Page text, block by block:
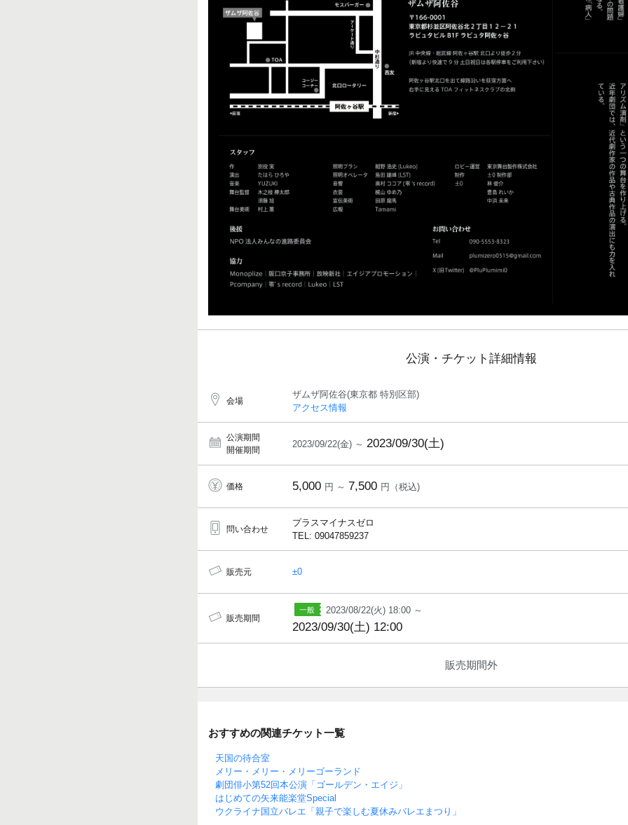
公演・チケット詳細情報
会場
ザムザ阿佐谷(東京都 特別区部)
アクセス情報
公演期間
開催期間
2023/09/22(金) ～ 2023/09/30(土)
価格 5,000 円 ～ 7,500 円（税込)
問い合わせ
プラスマイナスゼロ
TEL: 09047859237
販売元 ±0
販売期間
2023/08/22(火) 18:00 ～
2023/09/30(土) 12:00
販売期間外
おすすめの関連チケット一覧
天国の待合室
メリー・メリー・メリーゴーランド
劇団俳小第52回本公演「ゴールデン・エイジ」
はじめての矢来能楽堂Special
ウクライナ国立バレエ「親子で楽しむ夏休みバレエまつり」